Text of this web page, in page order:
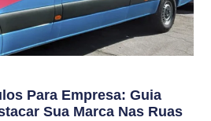
Para Empresa: Guia
Sua Marca Nas Ruas